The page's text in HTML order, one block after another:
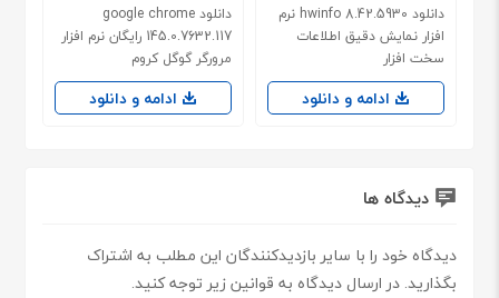
دانلود hwinfo 8.42.5930 نرم
افزار نمایش دقیق اطلاعات
سخت افزار
ادامه و دانلود
دانلود google chrome
145.0.7632.117 رایگان نرم افزار
مرورگر گوگل کروم
ادامه و دانلود
دیدگاه ها
دیدگاه خود را با سایر بازدیدکنندگان این مطلب به اشتراک
بگذارید. در ارسال دیدگاه به قوانین زیر توجه کنید.